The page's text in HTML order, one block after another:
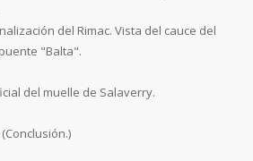
del Rimac. Vista del cauce del
"Balta".
del muelle de Salaverry.